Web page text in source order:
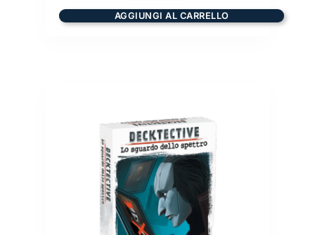
AGGIUNGI AL CARRELLO